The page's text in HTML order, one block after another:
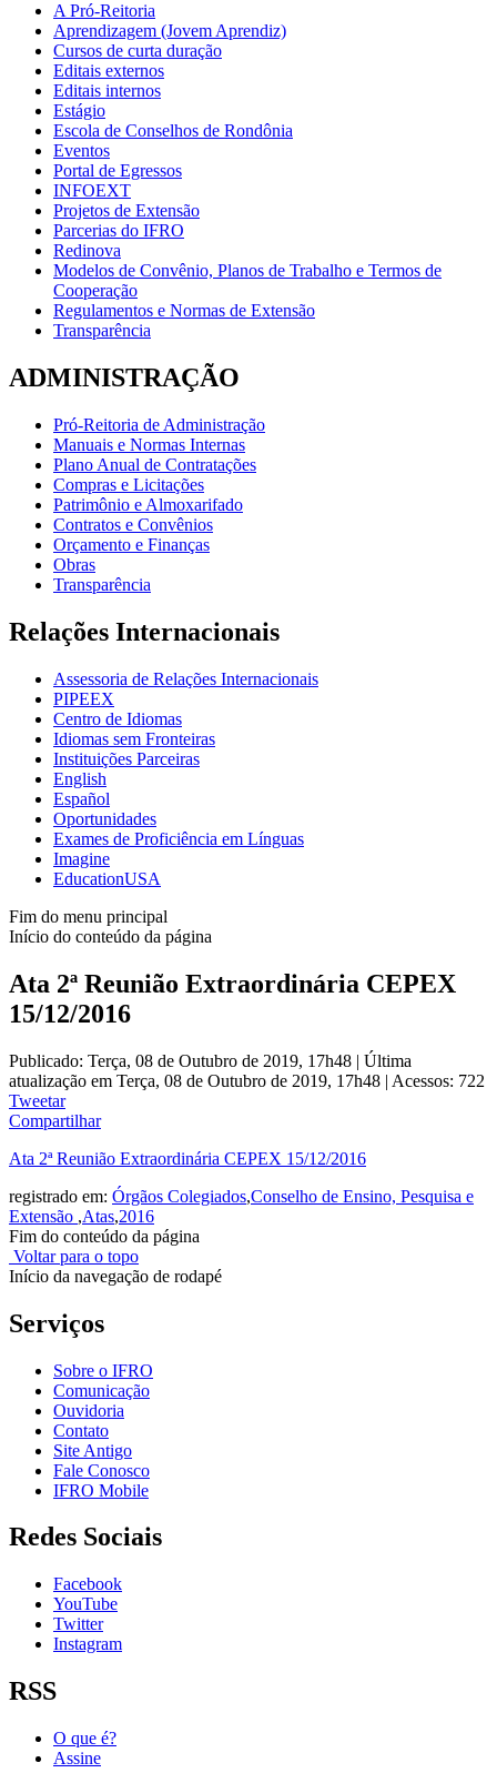
A Pró-Reitoria
Aprendizagem (Jovem Aprendiz)
Cursos de curta duração
Editais externos
Editais internos
Estágio
Escola de Conselhos de Rondônia
Eventos
Portal de Egressos
INFOEXT
Projetos de Extensão
Parcerias do IFRO
Redinova
Modelos de Convênio, Planos de Trabalho e Termos de
Cooperação
Regulamentos e Normas de Extensão
Transparência
ADMINISTRAÇÃO
Pró-Reitoria de Administração
Manuais e Normas Internas
Plano Anual de Contratações
Compras e Licitações
Patrimônio e Almoxarifado
Contratos e Convênios
Orçamento e Finanças
Obras
Transparência
Relações Internacionais
Assessoria de Relações Internacionais
PIPEEX
Centro de Idiomas
Idiomas sem Fronteiras
Instituições Parceiras
English
Español
Oportunidades
Exames de Proficiência em Línguas
Imagine
EducationUSA
Fim do menu principal
Início do conteúdo da página
Ata 2ª Reunião Extraordinária CEPEX
15/12/2016
Publicado: Terça, 08 de Outubro de 2019, 17h48 | Última
atualização em Terça, 08 de Outubro de 2019, 17h48 | Acessos: 722
Tweetar
Compartilhar
Ata 2ª Reunião Extraordinária CEPEX 15/12/2016
registrado em: Órgãos Colegiados,Conselho de Ensino, Pesquisa e
Extensão ,Atas,2016
Fim do conteúdo da página
Voltar para o topo
Início da navegação de rodapé
Serviços
Sobre o IFRO
Comunicação
Ouvidoria
Contato
Site Antigo
Fale Conosco
IFRO Mobile
Redes Sociais
Facebook
YouTube
Twitter
Instagram
RSS
O que é?
Assine